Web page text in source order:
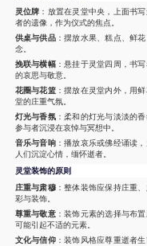
灵位牌 ：放置在灵堂中央，上面书
者的遗像，作为仪式的焦点。
供桌与供品：摆放水果、糕点、鲜
念。
挽联与横幅：悬挂于灵堂四周，书
的哀思与敬意。
花圈与花篮：摆放在灵堂内外，用
堂的庄重气氛。
灯光与香氛：柔和的灯光与淡淡的
参与者沉浸在哀悼与冥想中。
音乐与音响：播放哀乐或佛经诵读
人们沉淀心情，缅怀逝者。
灵堂装饰的原则
庄重与肃穆：整体装饰应保持庄重
彩与装饰。
尊重与敬意：装饰元素的选择与布
可能引起不适的元素。
文化与信仰：装饰风格应尊重逝者